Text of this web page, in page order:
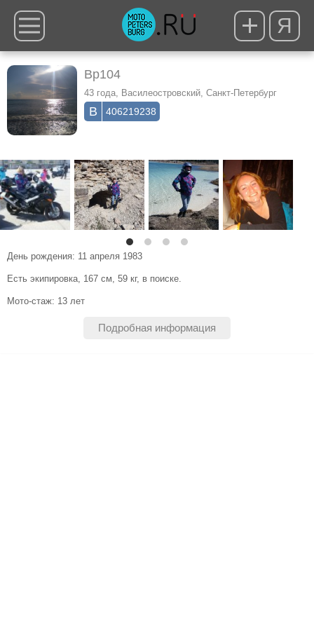
Я
Bp104
43 года, Василеостровский, Санкт-Петербург
406219238
День рождения: 11 апреля 1983
Есть экипировка, 167 см, 59 кг, в поиске.
Мото-стаж: 13 лет
Подробная информация